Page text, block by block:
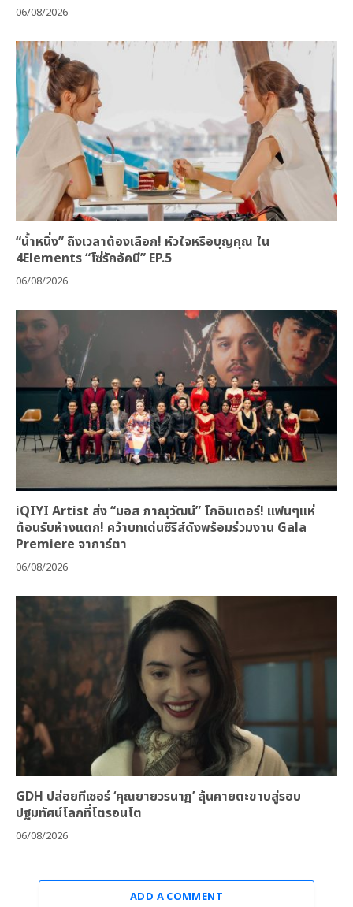
06/08/2026
“น้ำหนึ่ง” ถึงเวลาต้องเลือก! หัวใจหรือบุญคุณ ใน
4Elements “โซ่รักอัคนี” EP.5
06/08/2026
iQIYI Artist ส่ง “มอส ภาณุวัฒน์” โกอินเตอร์! แฟนๆแห่
ต้อนรับห้างแตก! คว้าบทเด่นซีรีส์ดังพร้อมร่วมงาน Gala
Premiere จาการ์ตา
06/08/2026
GDH ปล่อยทีเซอร์ ‘คุณยายวรนาฏ’ ลุ้นคายตะขาบสู่รอบ
ปฐมทัศน์โลกที่โตรอนโต
06/08/2026
ADD A COMMENT